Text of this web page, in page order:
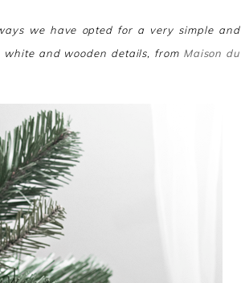
we have opted for a very simple and
and wooden details, from Maison du